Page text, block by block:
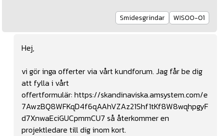
Smidesgrindar WIS00-01
Hej,
vi gör inga offerter via vårt kundforum. Jag får be dig
att fylla i vårt
offertformulär: https://skandinaviska.amsystem.com/e
7AwzBQ8WFKqD4f6qAAhVZAz21Shf1tKf8W8wqhpgyF
d7XnwaEciGUCpmmCU7 så återkommer en
projektledare till dig inom kort.